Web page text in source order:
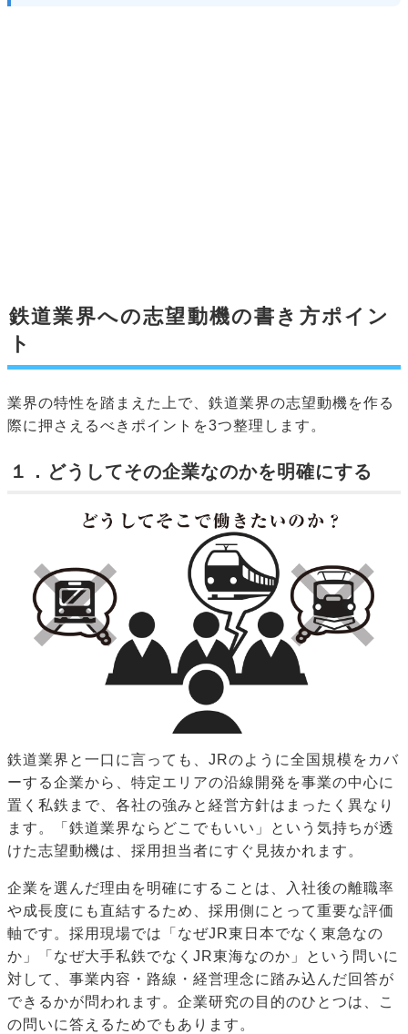
鉄道業界への志望動機の書き方ポイン
ト
業界の特性を踏まえた上で、鉄道業界の志望動機を作る
際に押さえるべきポイントを3つ整理します。
１．どうしてその企業なのかを明確にする
鉄道業界と一口に言っても、JRのように全国規模をカバ
ーする企業から、特定エリアの沿線開発を事業の中心に
置く私鉄まで、各社の強みと経営方針はまったく異なり
ます。「鉄道業界ならどこでもいい」という気持ちが透
けた志望動機は、採用担当者にすぐ見抜かれます。
企業を選んだ理由を明確にすることは、入社後の離職率
や成長度にも直結するため、採用側にとって重要な評価
軸です。採用現場では「なぜJR東日本でなく東急なの
か」「なぜ大手私鉄でなくJR東海なのか」という問いに
対して、事業内容・路線・経営理念に踏み込んだ回答が
できるかが問われます。企業研究の目的のひとつは、こ
の問いに答えるためでもあります。